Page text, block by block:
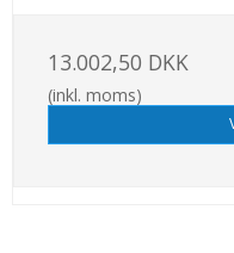
13.002,50 DKK
(inkl. moms)